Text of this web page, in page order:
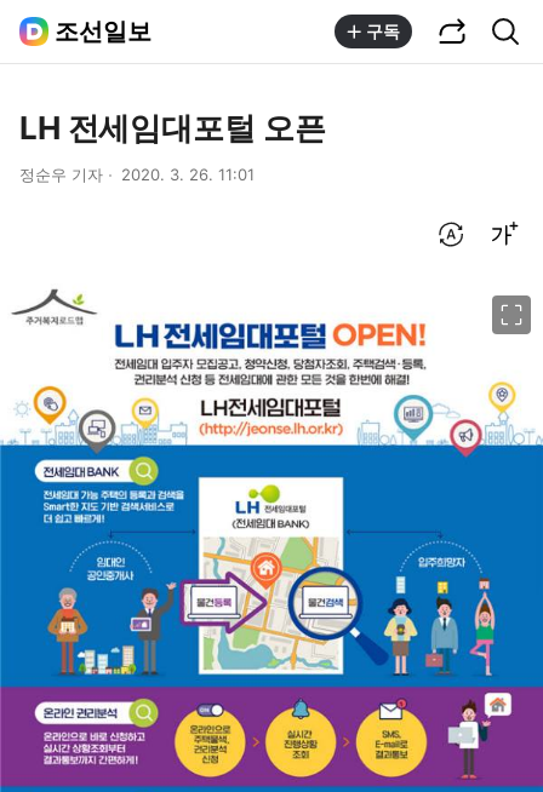
조선일보 구독
LH 전세임대포털 오픈
정순우 기자 2020. 3. 26. 11:01